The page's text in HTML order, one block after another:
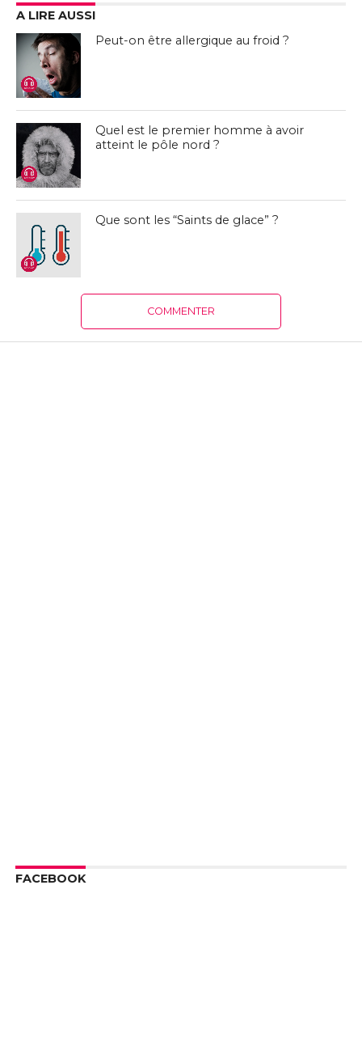
A LIRE AUSSI
Peut-on être allergique au froid ?
Quel est le premier homme à avoir
atteint le pôle nord ?
Que sont les “Saints de glace” ?
COMMENTER
FACEBOOK